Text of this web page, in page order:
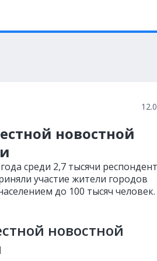
новостной
среди 2,7 тысячи
участие жители городов
до 100 тысяч человек.
новостной